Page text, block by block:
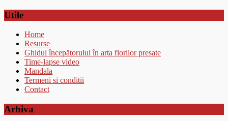
Utile
Home
Resurse
Ghidul începătorului în arta florilor presate
Time-lapse video
Mandala
Termeni si conditii
Contact
Arhiva